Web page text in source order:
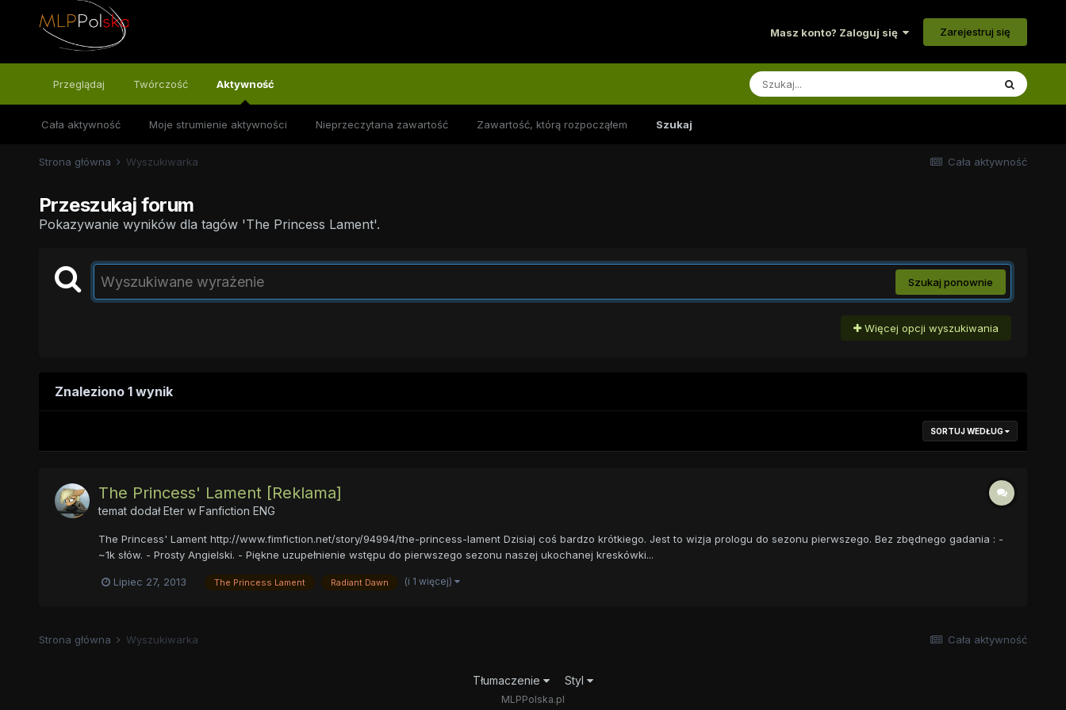
Masz konto? Zaloguj się Zarejestruj się
Przeglądaj Twórczość Aktywność
Cała aktywność Moje strumienie aktywności Nieprzeczytana zawartość Zawartość, którą rozpocząłem Szukaj
Cała aktywność
Strona główna Wyszukiwarka
Przeszukaj forum
Pokazywanie wyników dla tagów 'The Princess Lament'.
Szukaj ponownie
Więcej opcji wyszukiwania
Znaleziono 1 wynik
SORTUJ WEDŁUG
The Princess' Lament [Reklama]
temat dodałEterw Fanfiction ENG
The Princess' Lament http://www.fimfiction.net/story/94994/the-princess-lament Dzisiaj coś bardzo krótkiego. Jest to wizja prologu do sezonu pierwszego. Bez zbędnego gadania : -
~1k słów. - Prosty Angielski. - Piękne uzupełnienie wstępu do pierwszego sezonu naszej ukochanej kreskówki...
Lipiec 27, 2013 The Princess Lament Radiant Dawn (i 1 więcej)
Cała aktywność
Strona główna Wyszukiwarka
Tłumaczenie Styl
MLPPolska.pl